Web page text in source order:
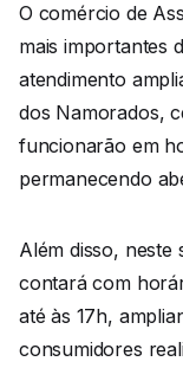
O comércio de
mais importantes
atendimento
dos Namorados,
funcionarão em
permanecendo
Além disso, neste
contará com
até às 17h,
consumidores